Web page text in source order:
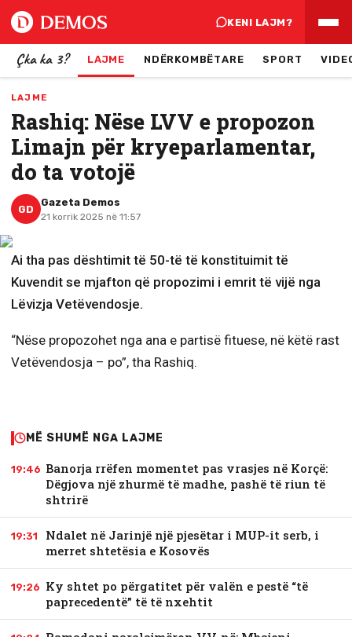
KENI LAJM?
Çka ka 3? LAJME NDËRKOMBËTARE SPORT
LAJME
Rashiq: Nëse LVV e propozon
Limajn për kryeparlamentar,
do ta votojë
GD
Gazeta Demos
21 korrik 2025 në 11:57
Ai tha pas dështimit të 50-të të konstituimit të
Kuvendit se mjafton që propozimi i emrit të vijë nga
Lëvizja Vetëvendosje.
“Nëse propozohet nga ana e partisë fituese, në këtë rast
Vetëvendosja – po”, tha Rashiq.
MË SHUMË NGA LAJME
19:46 Banorja rrëfen momentet pas vrasjes në Korçë:
Dëgjova një zhurmë të madhe, pashë të riun të
shtrirë
19:31
Ndalet në Jarinjë një pjesëtar i MUP-it serb, i
merret shtetësia e Kosovës
19:26 Ky shtet po përgatitet për valën e pestë “të
paprecedentë” të të nxehtit